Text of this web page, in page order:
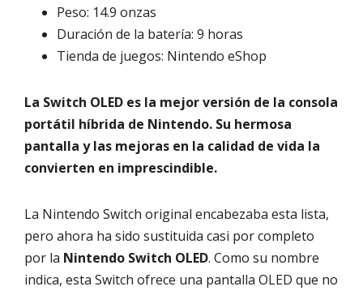
Peso: 14.9 onzas
Duración de la batería: 9 horas
Tienda de juegos: Nintendo eShop
La Switch OLED es la mejor versión de la consola
portátil híbrida de Nintendo. Su hermosa
pantalla y las mejoras en la calidad de vida la
convierten en imprescindible.
La Nintendo Switch original encabezaba esta lista,
pero ahora ha sido sustituida casi por completo
por la Nintendo Switch OLED. Como su nombre
indica, esta Switch ofrece una pantalla OLED que no